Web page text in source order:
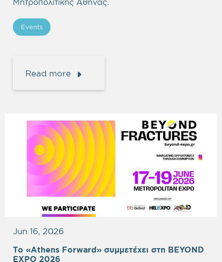
Μητροπολιτικής Αθήνας.
Events
Read more
Jun 16, 2026
Το «Athens Forward» συμμετέχει στη BEYOND
EXPO 2026